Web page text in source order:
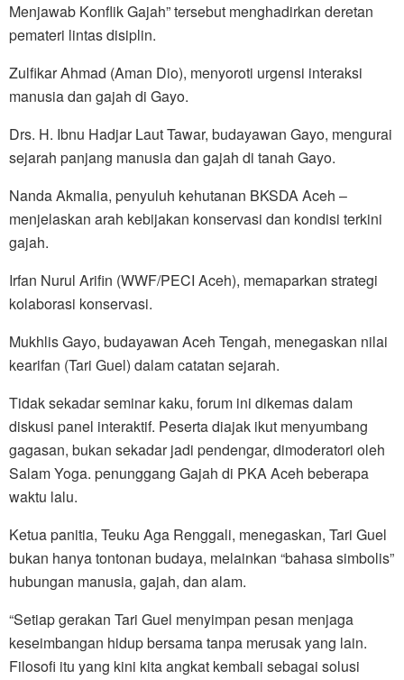
Menjawab Konflik Gajah” tersebut menghadirkan deretan
pemateri lintas disiplin.
Zulfikar Ahmad (Aman Dio), menyoroti urgensi interaksi
manusia dan gajah di Gayo.
Drs. H. Ibnu Hadjar Laut Tawar, budayawan Gayo, mengurai
sejarah panjang manusia dan gajah di tanah Gayo.
Nanda Akmalia, penyuluh kehutanan BKSDA Aceh –
menjelaskan arah kebijakan konservasi dan kondisi terkini
gajah.
Irfan Nurul Arifin (WWF/PECI Aceh), memaparkan strategi
kolaborasi konservasi.
Mukhlis Gayo, budayawan Aceh Tengah, menegaskan nilai
kearifan (Tari Guel) dalam catatan sejarah.
Tidak sekadar seminar kaku, forum ini dikemas dalam
diskusi panel interaktif. Peserta diajak ikut menyumbang
gagasan, bukan sekadar jadi pendengar, dimoderatori oleh
Salam Yoga. penunggang Gajah di PKA Aceh beberapa
waktu lalu.
Ketua panitia, Teuku Aga Renggali, menegaskan, Tari Guel
bukan hanya tontonan budaya, melainkan “bahasa simbolis”
hubungan manusia, gajah, dan alam.
“Setiap gerakan Tari Guel menyimpan pesan menjaga
keseimbangan hidup bersama tanpa merusak yang lain.
Filosofi itu yang kini kita angkat kembali sebagai solusi